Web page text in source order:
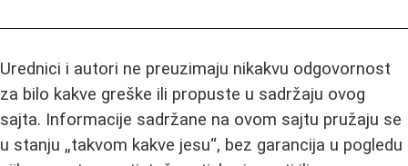
Urednici i autori ne preuzimaju nikakvu odgovornost
za bilo kakve greške ili propuste u sadržaju ovog
sajta. Informacije sadržane na ovom sajtu pružaju se
u stanju „takvom kakve jesu“, bez garancija u pogledu